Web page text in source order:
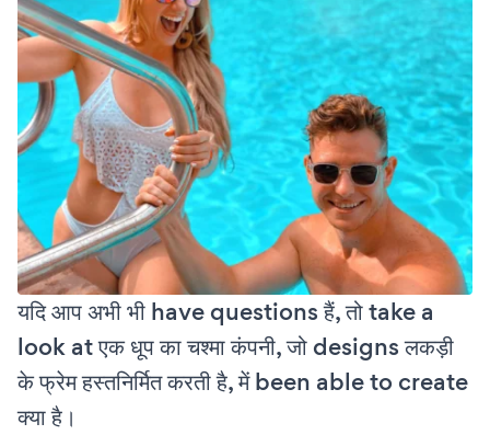
यदि आप अभी भी have questions हैं, तो take a
look at एक धूप का चश्मा कंपनी, जो designs लकड़ी
के फ्रेम हस्तनिर्मित करती है, में been able to create
क्या है।